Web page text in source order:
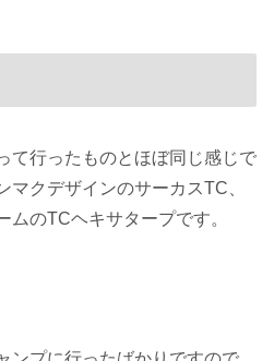
て行ったものとほぼ同じ感じで
マクデザインのサーカスTC、
ムのTCヘキサタープです。